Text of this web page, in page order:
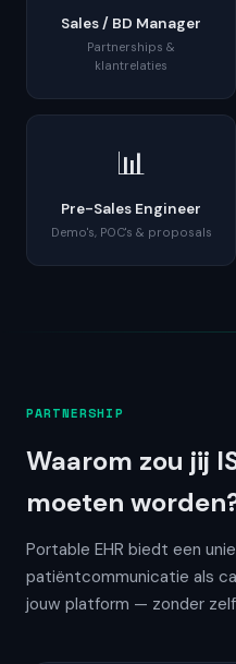
Sales / BD Manager
Partnerships &
klantrelaties
📊
Pre-Sales Engineer
Demo's, POC's & proposals
PARTNERSHIP
Waarom zou jij
moeten
Portable EHR biedt een
patiëntcommunicatie als
jouw platform — zonder